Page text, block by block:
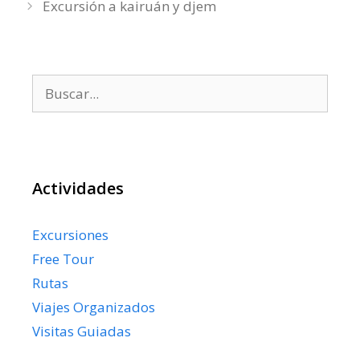
Excursión a kairuán y djem
Actividades
Excursiones
Free Tour
Rutas
Viajes Organizados
Visitas Guiadas